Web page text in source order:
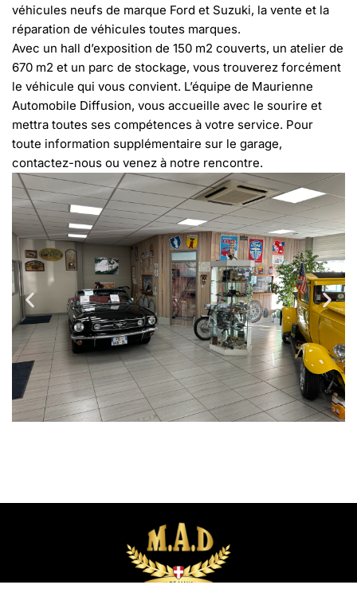
véhicules neufs de marque Ford et Suzuki, la vente et la
réparation de véhicules toutes marques.
Avec un hall d’exposition de 150 m2 couverts, un atelier de
670 m2 et un parc de stockage, vous trouverez forcément
le véhicule qui vous convient. L’équipe de Maurienne
Automobile Diffusion, vous accueille avec le sourire et
mettra toutes ses compétences à votre service. Pour
toute information supplémentaire sur le garage,
contactez-nous ou venez à notre rencontre.